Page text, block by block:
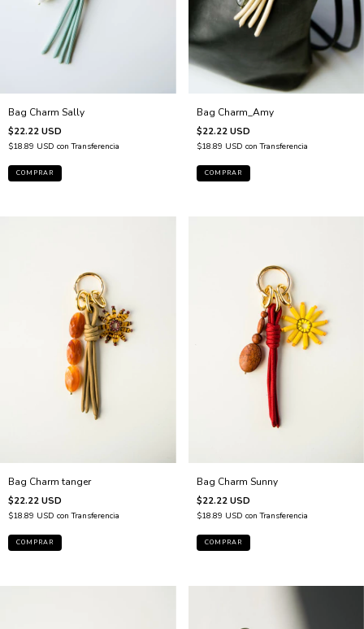
Bag Charm Sally
$22.22 USD
$18.89 USD con Transferencia
Bag Charm_Amy
$22.22 USD
$18.89 USD con Transferencia
Bag Charm tanger
$22.22 USD
$18.89 USD con Transferencia
Bag Charm Sunny
$22.22 USD
$18.89 USD con Transferencia